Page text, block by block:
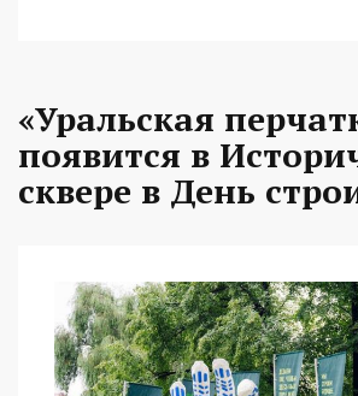
«Уральская
появится в
сквере в День